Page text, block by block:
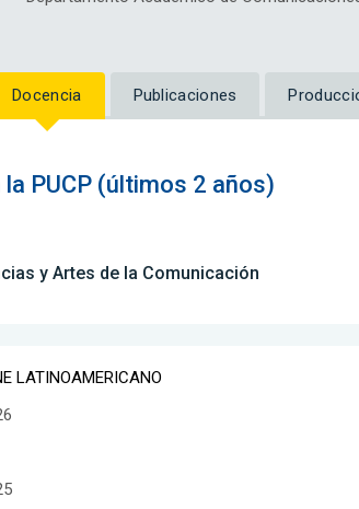
Docencia Publicaciones
la PUCP (últimos 2 años)
y Artes de la Comunicación
LATINOAMERICANO